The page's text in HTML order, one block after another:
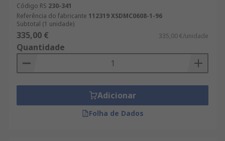
Código RS 230-341
Referência do fabricante 112319 XSDMC0608-1-96
Subtotal (1 unidade)
335,00 € 335,00 €/unidade
Quantidade
Adicionar
Folha de Dados